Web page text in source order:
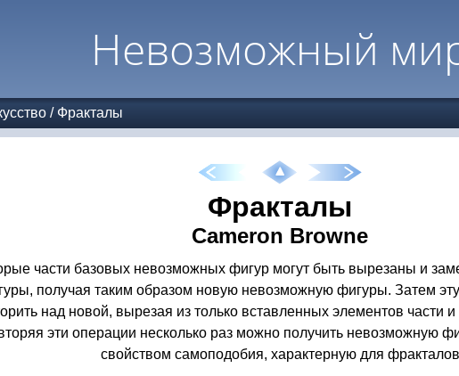
Невозможный
/ Фракталы
Фракталы
Cameron Browne
части базовых невозможных фигур могут быть вырезаны и
получая таким образом новую невозможную фигуры. Затем
над новой, вырезая из только вставленных элементов части
эти операции несколько раз можно получить невозможную
свойством самоподобия, характерную для фракталов